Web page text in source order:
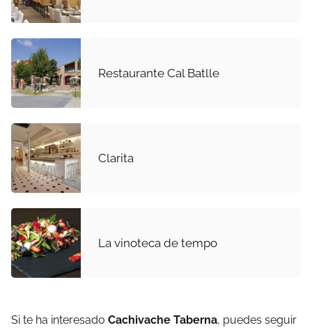
Restaurante Cal Batlle
Clarita
La vinoteca de tempo
Si te ha interesado Cachivache Taberna, puedes seguir